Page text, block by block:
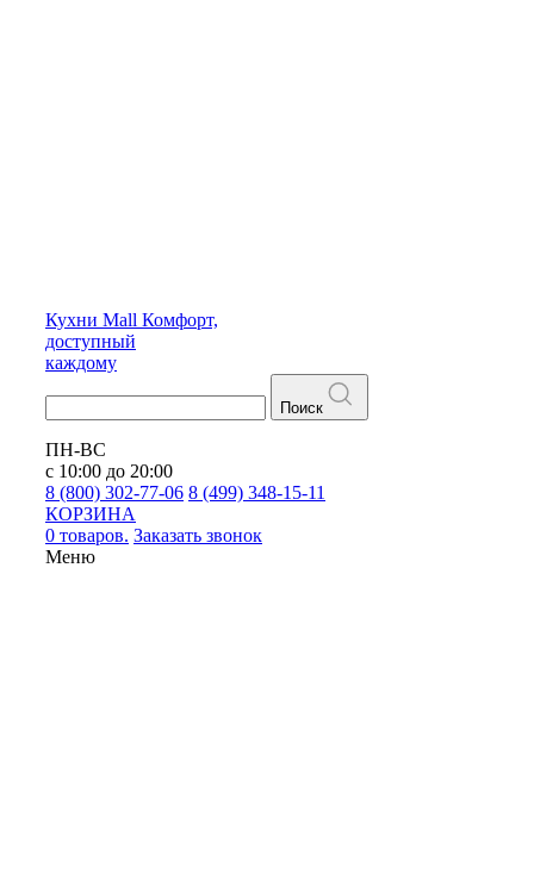
Кухни Mall Комфорт,
доступный
каждому
Поиск
ПН-ВС
с 10:00 до 20:00
8 (800) 302-77-06 8 (499) 348-15-11
КОРЗИНА
0 товаров. Заказать звонок
Меню